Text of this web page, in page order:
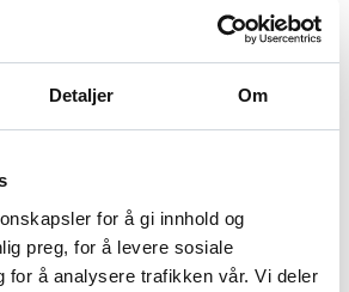
Detaljer Om
for å gi innhold og
preg, for å levere sosiale
for å analysere trafikken vår. Vi deler